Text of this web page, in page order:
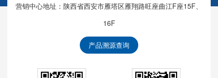
营销中心地址：陕西省西安市雁塔区雁翔路旺座曲江F座15F、
16F
产品溯源查询